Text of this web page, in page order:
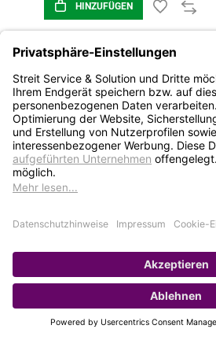
HINZUFÜGEN
1 2 3
STREIT
Neue Produkte, Blogbeiträge,
Bleiben Sie auf dem Laufenden
gerne unseren Newsletter: